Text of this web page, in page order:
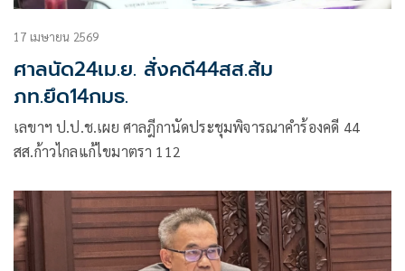
17 เมษายน 2569
ศาลนัด24เม.ย. สั่งคดี44สส.ส้ม
ภท.ยึด14กมธ.
เลขาฯ ป.ป.ช.เผย ศาลฎีกานัดประชุมพิจารณาคำร้องคดี 44
สส.ก้าวไกลแก้ไขมาตรา 112